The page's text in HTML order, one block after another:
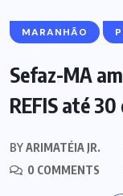
MARANHÃO
Sefaz-MA
REFIS até
BYARIMATÉIA JR.
0 COMMENTS